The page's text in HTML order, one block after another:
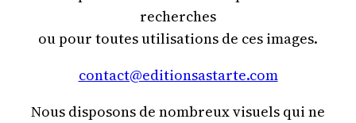
recherches
ou pour toutes utilisations de ces images.
contact@editionsastarte.com
Nous disposons de nombreux visuels qui ne